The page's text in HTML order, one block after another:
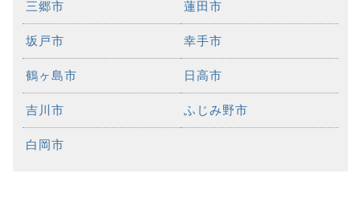
三郷市 蓮田市
坂戸市 幸手市
鶴ヶ島市 日高市
吉川市 ふじみ野市
白岡市